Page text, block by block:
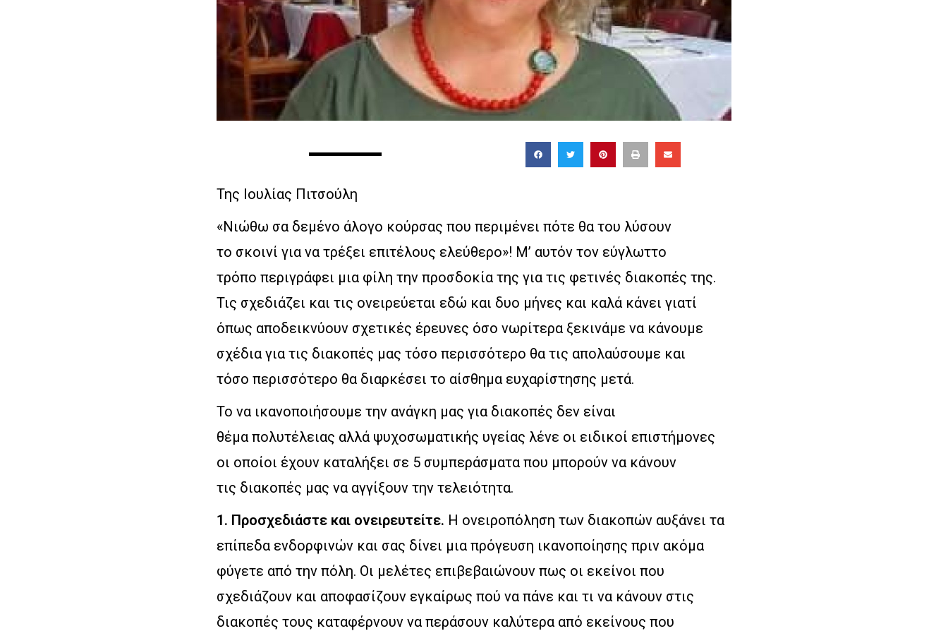
Της Ιουλίας Πιτσούλη
«Νιώθω σα δεμένο άλογο κούρσας που περιμένει πότε θα του λύσουν
το σκοινί για να τρέξει επιτέλους ελεύθερο»! Μ’ αυτόν τον εύγλωττο
τρόπο περιγράφει μια φίλη την προσδοκία της για τις φετινές διακοπές της.
Τις σχεδιάζει και τις ονειρεύεται εδώ και δυο μήνες και καλά κάνει γιατί
όπως αποδεικνύουν σχετικές έρευνες όσο νωρίτερα ξεκινάμε να κάνουμε
σχέδια για τις διακοπές μας τόσο περισσότερο θα τις απολαύσουμε και
τόσο περισσότερο θα διαρκέσει το αίσθημα ευχαρίστησης μετά.
Το να ικανοποιήσουμε την ανάγκη μας για διακοπές δεν είναι
θέμα πολυτέλειας αλλά ψυχοσωματικής υγείας λένε οι ειδικοί επιστήμονες
οι οποίοι έχουν καταλήξει σε 5 συμπεράσματα που μπορούν να κάνουν
τις διακοπές μας να αγγίξουν την τελειότητα.
1. Προσχεδιάστε και ονειρευτείτε. Η ονειροπόληση των διακοπών αυξάνει τα
επίπεδα ενδορφινών και σας δίνει μια πρόγευση ικανοποίησης πριν ακόμα
φύγετε από την πόλη. Οι μελέτες επιβεβαιώνουν πως οι εκείνοι που
σχεδιάζουν και αποφασίζουν εγκαίρως πού να πάνε και τι να κάνουν στις
διακοπές τους καταφέρνουν να περάσουν καλύτερα από εκείνους που